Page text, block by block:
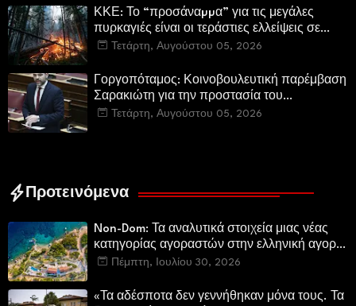
ΚΚΕ: Το “προσάναµµα” για τις μεγάλες
πυρκαγιές είναι οι τεράστιες ελλείψεις σε
µέσα και προσωπικό στην Πυροσβεστική και
Τετάρτη, Αυγούστου 05, 2026
Γοργοπόταμος: Κοινοβουλευτική παρέμβαση
Σαρακιώτη για την προστασία του
εμβληματικού φυσικού και ιστορικού
Τετάρτη, Αυγούστου 05, 2026
Προτεινόμενα
Non-Dom: Τα αναλυτικά στοιχεία μιας νέας
κατηγορίας αγοραστών στην ελληνική αγορά
πολυτελών κατοικιών
Πέμπτη, Ιουλίου 30, 2026
«Τα αδέσποτα δεν γεννήθηκαν μόνα τους. Τα